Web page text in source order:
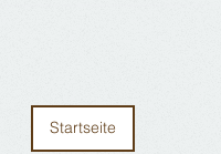
Startseite